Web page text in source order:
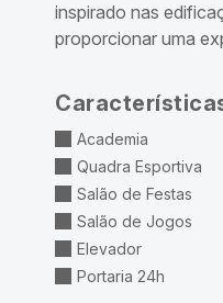
inspirado nas
proporcionar uma
Academia
Quadra Esportiva
Salão de Festas
Salão de Jogos
Elevador
Portaria 24h